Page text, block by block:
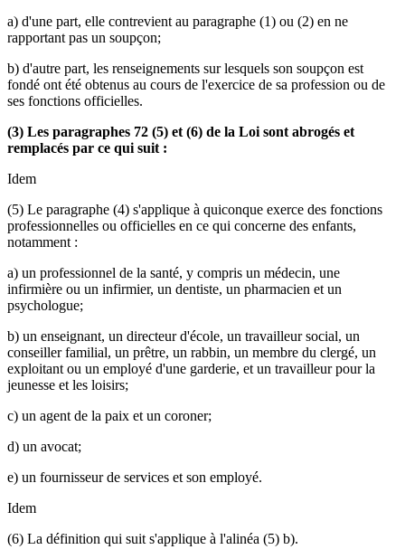
a) d'une part, elle contrevient au paragraphe (1) ou (2) en ne
rapportant pas un soupçon;
b) d'autre part, les renseignements sur lesquels son soupçon est
fondé ont été obtenus au cours de l'exercice de sa profession ou de
ses fonctions officielles.
(3) Les paragraphes 72 (5) et (6) de la Loi sont abrogés et
remplacés par ce qui suit :
Idem
(5) Le paragraphe (4) s'applique à quiconque exerce des fonctions
professionnelles ou officielles en ce qui concerne des enfants,
notamment :
a) un professionnel de la santé, y compris un médecin, une
infirmière ou un infirmier, un dentiste, un pharmacien et un
psychologue;
b) un enseignant, un directeur d'école, un travailleur social, un
conseiller familial, un prêtre, un rabbin, un membre du clergé, un
exploitant ou un employé d'une garderie, et un travailleur pour la
jeunesse et les loisirs;
c) un agent de la paix et un coroner;
d) un avocat;
e) un fournisseur de services et son employé.
Idem
(6) La définition qui suit s'applique à l'alinéa (5) b).